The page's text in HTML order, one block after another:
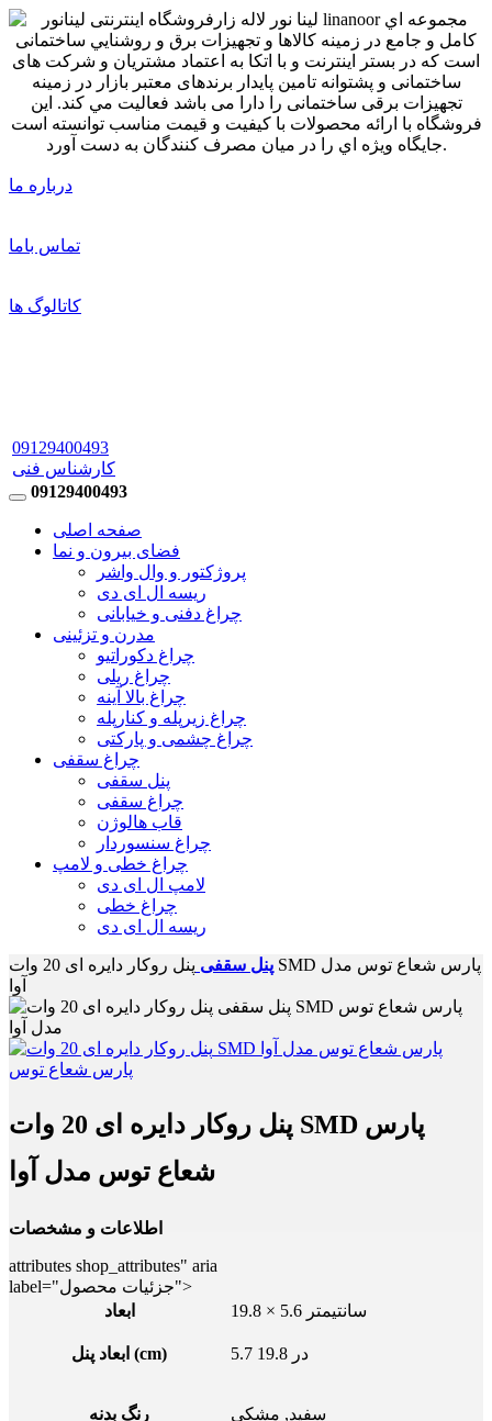
درباره ما
تماس باما
کاتالوگ ها
09129400493
کارشناس فنی
09129400493
صفحه اصلی
فضای بیرون و نما
پروژکتور و وال واشر
ریسه ال ای دی
چراغ دفنی و خیابانی
مدرن و تزئینی
چراغ دکوراتیو
چراغ ریلی
چراغ بالا آینه
چراغ زیرپله و کنارپله
چراغ چشمی و پارکتی
چراغ سقفی
پنل سقفی
چراغ سقفی
قاب هالوژن
چراغ سنسوردار
چراغ خطی و لامپ
لامپ ال ای دی
چراغ خطی
ریسه ال ای دی
پنل سقفی
پنل روکار دایره ای 20 وات SMD پارس شعاع توس مدل
آوا
پنل روکار دایره ای 20 وات SMD پارس
شعاع توس مدل آوا
اطلاعات و مشخصات
attributes shop_attributes" aria
label="جزئیات محصول">
ابعاد
19.8 × 5.6 سانتیمتر
ابعاد پنل (cm) 5.7 در 19.8
رنگ بدنه سفید, مشکی